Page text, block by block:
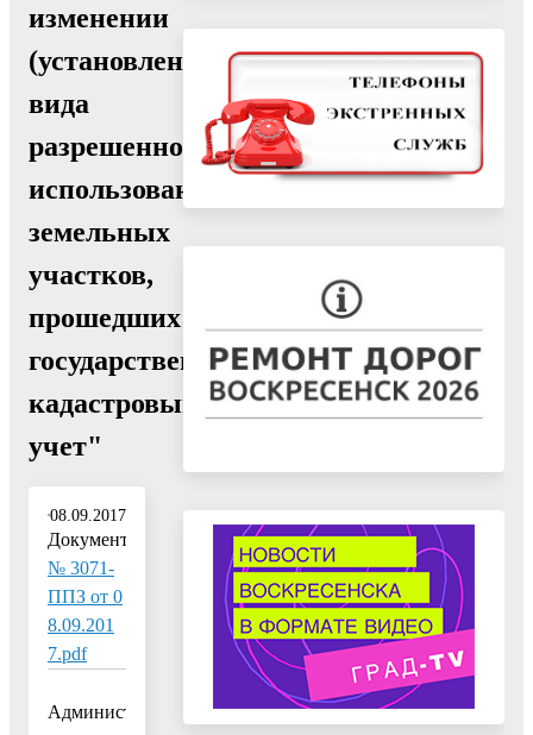
изменении
(установлении)
вида
разрешенного
использования
земельных
участков,
прошедших
государственный
кадастровый
учет"
08.09.2017
Документ:
№ 3071-
ППЗ от 0
8.09.201
7.pdf
Администрация